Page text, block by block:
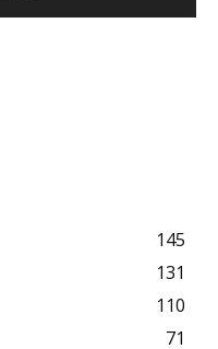
145
131
110
71